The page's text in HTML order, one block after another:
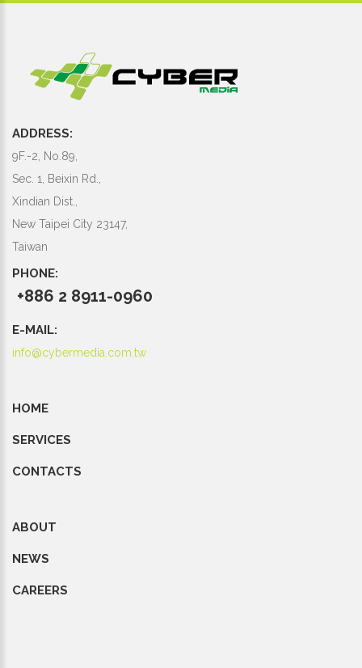
ADDRESS:
9F.-2, No.89,
Sec. 1, Beixin Rd.,
Xindian Dist.,
New Taipei City 23147,
Taiwan
PHONE:
+886 2 8911-0960
E-MAIL:
info@cybermedia.com.tw
HOME
SERVICES
CONTACTS
ABOUT
NEWS
CAREERS